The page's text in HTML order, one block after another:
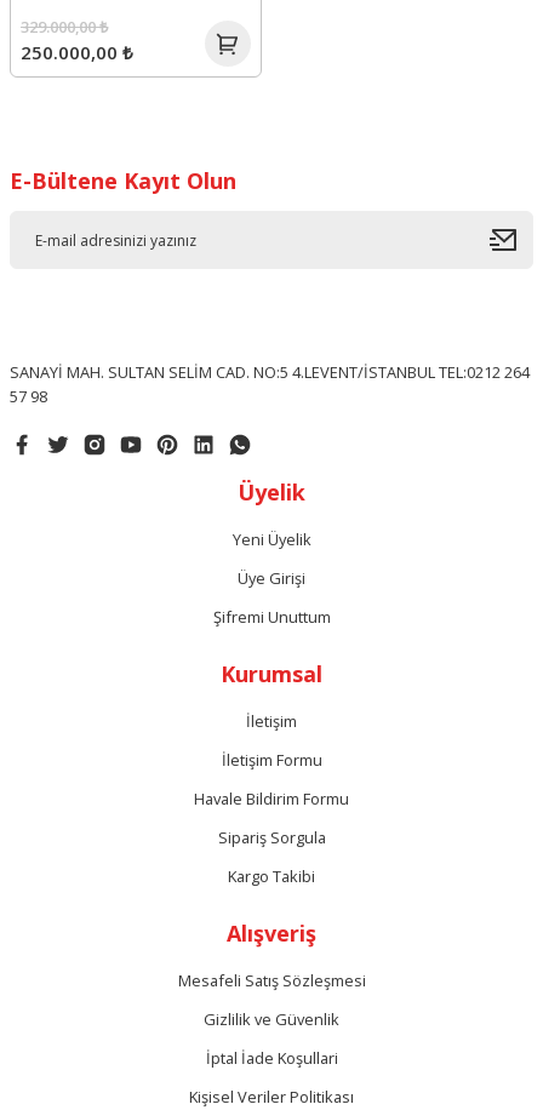
250.000,00 ₺
329.000,00 ₺
E-Bültene Kayıt Olun
SANAYİ MAH. SULTAN SELİM CAD. NO:5 4.LEVENT/İSTANBUL TEL:0212 264
57 98
Üyelik
Yeni Üyelik
Üye Girişi
Şifremi Unuttum
Kurumsal
İletişim
İletişim Formu
Havale Bildirim Formu
Sipariş Sorgula
Kargo Takibi
Alışveriş
Mesafeli Satış Sözleşmesi
Gizlilik ve Güvenlik
İptal İade Koşullari
Kişisel Veriler Politikası